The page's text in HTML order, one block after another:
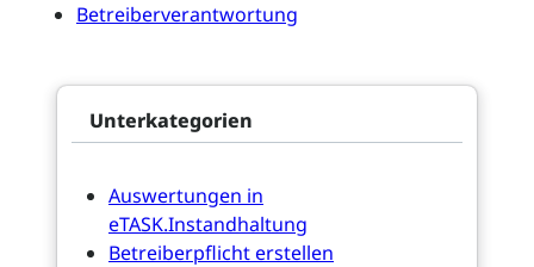
Betreiberverantwortung
Unterkategorien
Auswertungen in
eTASK.Instandhaltung
Betreiberpflicht erstellen